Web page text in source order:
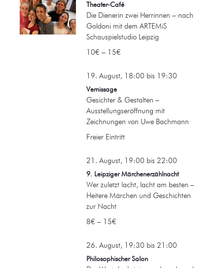
Theater-Café
Die Dienerin zwei Herrinnen – nach
Goldoni mit dem ARTEMiS
Schauspielstudio Leipzig
10€ – 15€
Vernissage
19. August, 18:00 bis 19:30
Gesichter & Gestalten –
Ausstellungseröffnung mit
Zeichnungen von Uwe Bachmann
Freier Eintritt
9. Leipziger Märchenerzählnacht
21. August, 19:00 bis22:00
Wer zuletzt lacht, lacht am besten –
Heitere Märchen und Geschichten
zur Nacht
8€ – 15€
Philosophischer Salon
26. August, 19:30 bis21:00